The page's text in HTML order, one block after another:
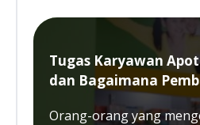
Tugas Karyawan
dan Bagaimana
Orang-orang yang